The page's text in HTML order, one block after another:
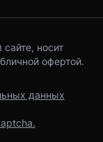
носит
офертой.
данных